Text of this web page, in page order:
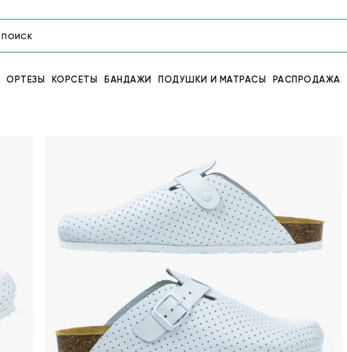
ОРТЕЗЫ КОРСЕТЫ БАНДАЖИ ПОДУШКИ И МАТРАСЫ РАСПРОДАЖА